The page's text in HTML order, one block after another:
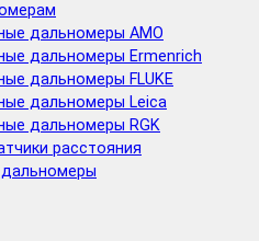
дальномеры AMO
дальномеры Ermenrich
дальномеры FLUKE
дальномеры Leica
дальномеры RGK
расстояния